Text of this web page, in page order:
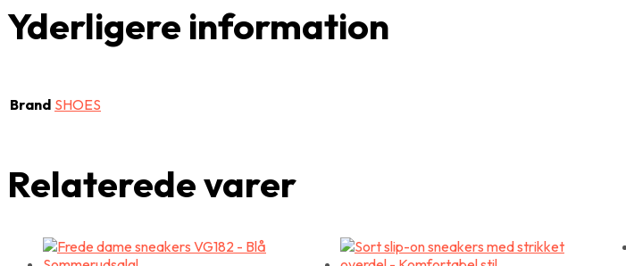
Yderligere information
Brand SHOES
Relaterede varer